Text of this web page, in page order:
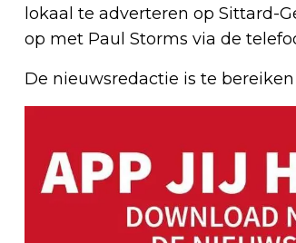
lokaal te adverteren op Sittard-
op met Paul Storms via de
De nieuwsredactie is te bereiken